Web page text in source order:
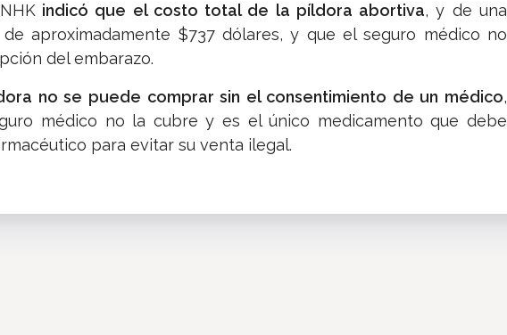
indicó que el costo total de la píldora abortiva, y de una
aproximadamente $737 dólares, y que el seguro médico no
del embarazo.
no se puede comprar sin el consentimiento de un médico,
médico no la cubre y es el único medicamento que debe
para evitar su venta ilegal.